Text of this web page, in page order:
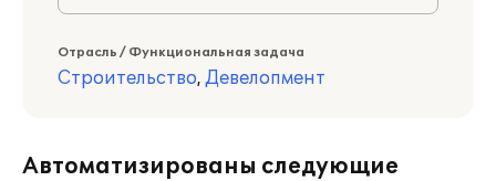
Отрасль / Функциональная задача
Строительство, Девелопмент
Автоматизированы следующие